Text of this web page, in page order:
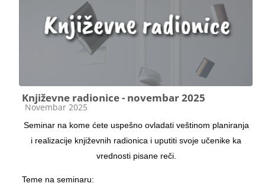
Književne radionice - novembar 2025
Kategorija kursa
Novembar 2025
Seminar na kome ćete uspešno ovladati veštinom planiranja
i realizacije književnih radionica i uputiti svoje učenike ka
vrednosti pisane reči.
Teme na seminaru: